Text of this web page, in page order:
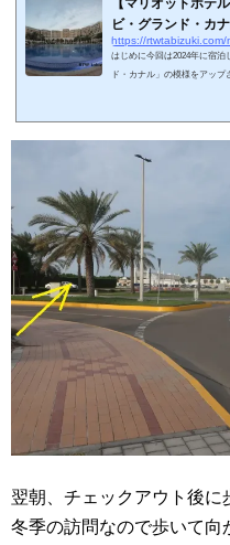
【マリオットホテ
ビ・グランド・カ
https://rtwtabizuki.com/
はじめに今回は2024年に宿
ド・カナル」の模様をアッ
翌朝、チェックアウト後に
冬季の訪問なので歩いて